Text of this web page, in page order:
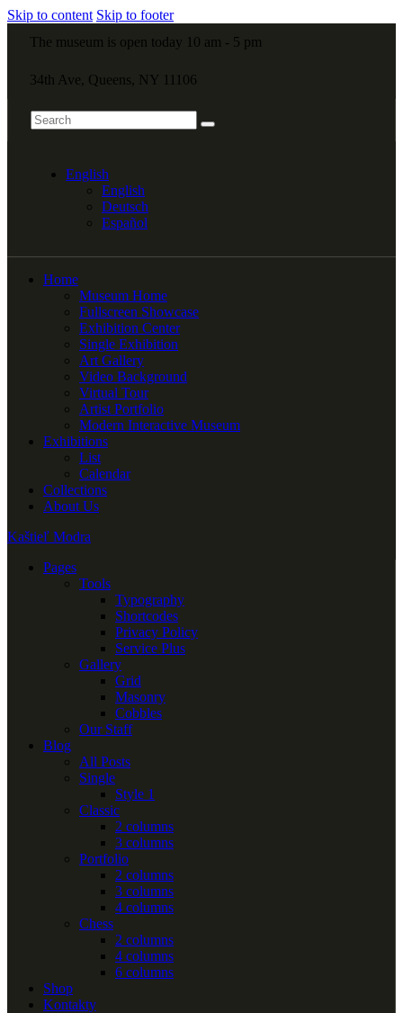
Skip to content Skip to footer
The museum is open today 10 am - 5 pm
34th Ave, Queens, NY 11106
English
English
Deutsch
Español
Home
Museum Home
Fullscreen Showcase
Exhibition Center
Single Exhibition
Art Gallery
Video Background
Virtual Tour
Artist Portfolio
Modern Interactive Museum
Exhibitions
List
Calendar
Collections
About Us
Kaštieľ Modra
Pages
Tools
Typography
Shortcodes
Privacy Policy
Service Plus
Gallery
Grid
Masonry
Cobbles
Our Staff
Blog
All Posts
Single
Style 1
Classic
2 columns
3 columns
Portfolio
2 columns
3 columns
4 columns
Chess
2 columns
4 columns
6 columns
Shop
Kontakty